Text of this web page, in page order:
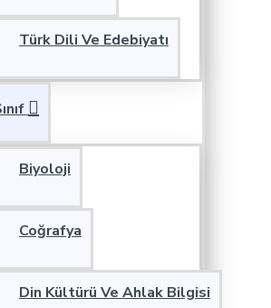
Türk Dili Ve Edebiyatı
Biyoloji
Coğrafya
Din Kültürü Ve Ahlak Bilgisi